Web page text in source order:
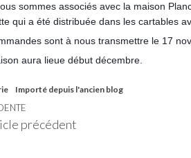
sommes associés avec la maison
qui a été distribuée dans les cartables
sont à nous transmettre le 17
aura lieue début décembre.
Importé depuis l'ancien blog
précédent